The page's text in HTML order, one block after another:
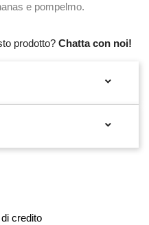
e pompelmo.
prodotto? Chatta con noi!


credito